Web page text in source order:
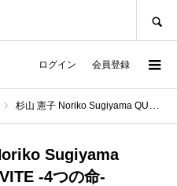
ログイン 会員登録
杉山 憲子 Noriko Sugiyama QUATTRO VITE -4つの命-
Sugiyama
-4つの命-